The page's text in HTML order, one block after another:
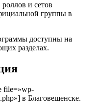
и сетов
группы в
доступны на
разделах.
file=»wp-
в Благовещенске.